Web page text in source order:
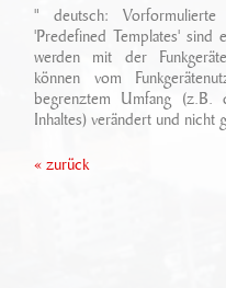
Ansprechpartner
Stellenangebote
Referenzen
Geschichte
Sonderfahrzeugbau
Eigenentwicklungen
Zubehör
Technikarchiv
Wichtige Links
" deutsch: Vorformulierte
'Predefined Templates' sind
werden mit der
können vom
begrenztem Umfang (z.B.
Inhaltes) verändert und nicht
« zurück